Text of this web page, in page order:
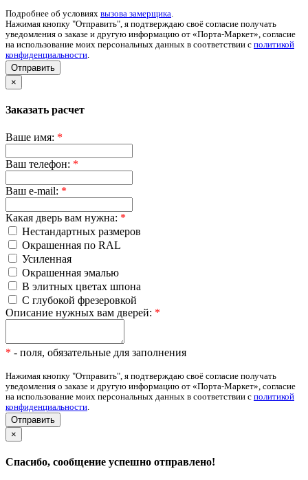
Подробнее об условиях вызова замерщика.
Нажимая кнопку "Отправить", я подтверждаю своё согласие получать
уведомления о заказе и другую информацию от «Порта-Маркет», согласие
на использование моих персональных данных в соответствии с политикой
конфиденциальности.
Отправить
×
Заказать расчет
Ваше имя: *
Ваш телефон: *
Ваш e-mail: *
Какая дверь вам нужна: *
Нестандартных размеров
Окрашенная по RAL
Усиленная
Окрашенная эмалью
В элитных цветах шпона
С глубокой фрезеровкой
Описание нужных вам дверей: *
* - поля, обязательные для заполнения
Нажимая кнопку "Отправить", я подтверждаю своё согласие получать
уведомления о заказе и другую информацию от «Порта-Маркет», согласие
на использование моих персональных данных в соответствии с политикой
конфиденциальности
×
Спасибо, сообщение успешно отправлено!